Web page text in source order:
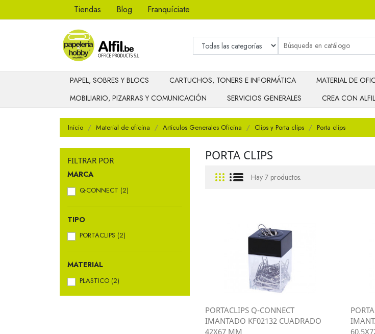
Tiendas Blog Franquíciate
PAPEL, SOBRES Y BLOCS CARTUCHOS, TONERS E INFORMÁTICA MATERIAL DE
MOBILIARIO, PIZARRAS Y COMUNICACIÓN
SERVICIOS GENERALES CREA CON ALFIL
Inicio Material de oficina Articulos Generales Oficina Clips y Porta clips Porta clips
FILTRAR POR
MARCA
Q-CONNECT (2)
TIPO
PORTACLIPS (2)
MATERIAL
PLASTICO (2)
PORTA CLIPS
Hay 7 productos.
Vista rápida
PORTACLIPS Q-CONNECT
IMANTADO KF02132 CUADRADO
42X67 MM